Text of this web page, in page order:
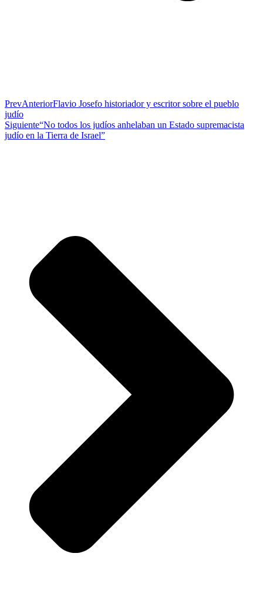
PrevAnteriorFlavio Josefo historiador y escritor sobre el pueblo
judío
Siguiente“No todos los judíos anhelaban un Estado supremacista
judío en la Tierra de Israel”